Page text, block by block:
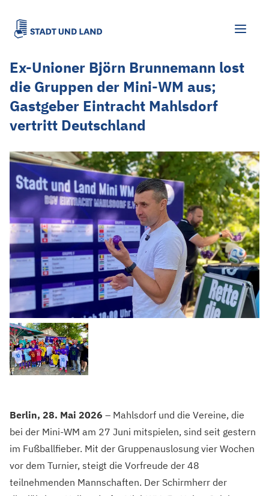
Ex-Unioner Björn Brunnemann lost
die Gruppen der Mini-WM aus;
Gastgeber Eintracht Mahlsdorf
vertritt Deutschland
Berlin, 28. Mai 2026 – Mahlsdorf und die Vereine, die
bei der Mini-WM am 27 Juni mitspielen, sind seit gestern
im Fußballfieber. Mit der Gruppenauslosung vier Wochen
vor dem Turnier, steigt die Vorfreude der 48
teilnehmenden Mannschaften. Der Schirmherr der